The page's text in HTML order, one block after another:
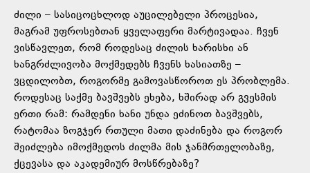
ძილი – სასიცოცხლოდ აუცილებელი პროცესია,
მაგრამ უფროსებთან ყველაფერი მარტივადაა. ჩვენ
ვისწავლეთ, რომ როდესაც ძილის ხარისხი ან
ხანგრძლივობა მოქმედებს ჩვენს ხასიათზე –
ვცდილობთ, როგორმე გამოვასწოროთ ეს პრობლემა.
როდესაც საქმე ბავშვებს ეხება, ხშირად არ გვესმის
ერთი რამ: რამდენი ხანი უნდა ეძინოთ ბავშვებს,
რატომაა ზოგჯერ რთული მათი დაძინება და როგორ
შეიძლება იმოქმედოს ძილმა მის ჯანმრთელობაზე,
ქცევასა და აკადემიურ მოსწრებაზე?